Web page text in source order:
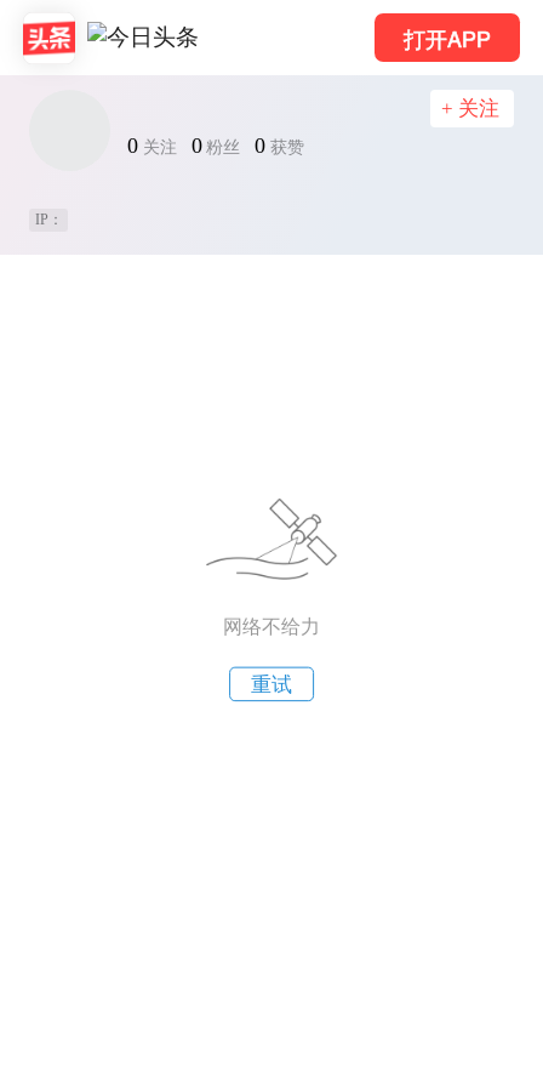
打开APP
0 关注 0 粉丝 0 获赞
+ 关注
IP：
网络不给力
重试